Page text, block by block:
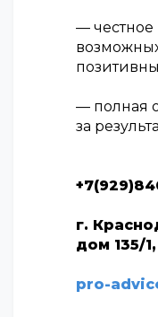
—
— полная
за
г.
дом 135/
pro-